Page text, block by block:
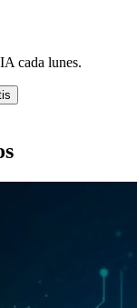
cada lunes.